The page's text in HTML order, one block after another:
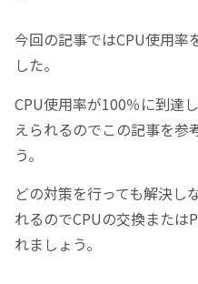
今回の記事ではCPU使用率
した。
CPU使用率が100％に到達
えられるのでこの記事を参
う。
どの対策を行っても解決し
れるのでCPUの交換または
れましょう。